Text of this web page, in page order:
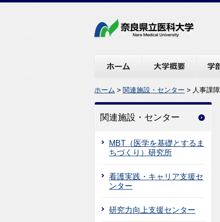
ホーム > 関連施設・センター > 人事課
関連施設・センター
MBT（医学を基礎とするま
ちづくり）研究所
看護実践・キャリア支援セ
ンター
研究力向上支援センター